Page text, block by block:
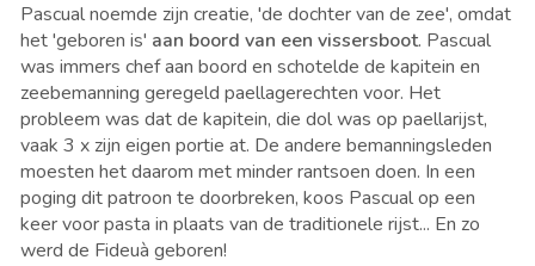
Pascual noemde zijn creatie, 'de dochter van de zee', omdat
het 'geboren is' aan boord van een vissersboot. Pascual
was immers chef aan boord en schotelde de kapitein en
zeebemanning geregeld paellagerechten voor. Het
probleem was dat de kapitein, die dol was op paellarijst,
vaak 3 x zijn eigen portie at. De andere bemanningsleden
moesten het daarom met minder rantsoen doen. In een
poging dit patroon te doorbreken, koos Pascual op een
keer voor pasta in plaats van de traditionele rijst... En zo
werd de Fideuà geboren!